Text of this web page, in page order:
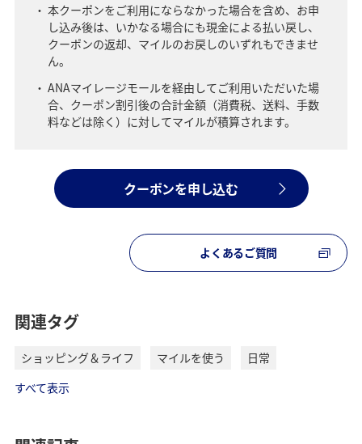
本クーポンをご利用にならなかった場合を含め、お申
し込み後は、いかなる場合にも現金による払い戻し、
クーポンの返却、マイルのお戻しのいずれもできませ
ん。
ANAマイレージモールを経由してご利用いただいた場
合、クーポン割引後の合計金額（消費税、送料、手数
料などは除く）に対してマイルが積算されます。
クーポンを申し込む
よくあるご質問
関連タグ
ショッピング＆ライフ マイルを使う
日常
すべて表示